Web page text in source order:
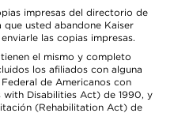
impresas del directorio de
usted abandone Kaiser
las copias impresas.
el mismo y completo
los afiliados con alguna
de Americanos con
with Disabilities Act) de 1990, y
(Rehabilitation Act) de